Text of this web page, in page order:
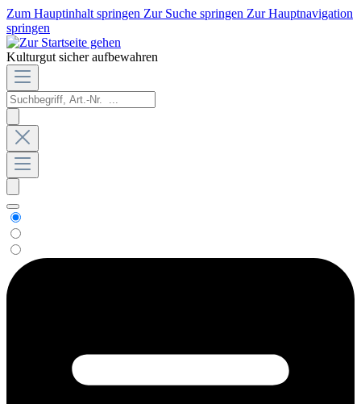
Zum Hauptinhalt springen Zur Suche springen Zur Hauptnavigation
springen
Kulturgut sicher aufbewahren